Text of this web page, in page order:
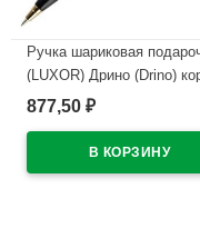
Ручка шариковая
(LUXOR) Дрино (Drino)
черный/золото, кнопочный
877,50 ₽